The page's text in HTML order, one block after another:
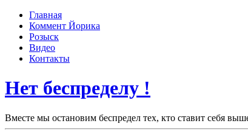
Главная
Коммент Йорика
Розыск
Видео
Контакты
Нет беспределу !
Вместе мы остановим беспредел тех, кто ставит себя